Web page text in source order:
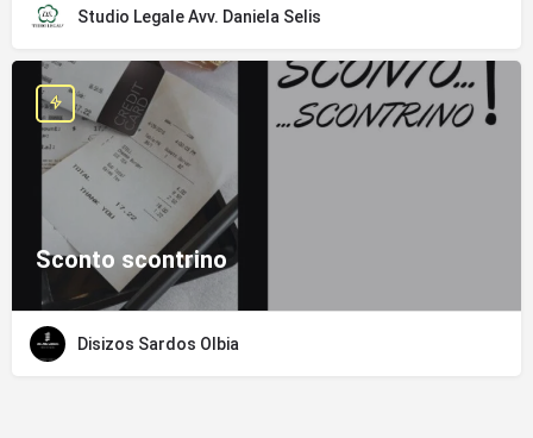
Studio Legale Avv. Daniela Selis
Sconto scontrino
Disizos Sardos Olbia